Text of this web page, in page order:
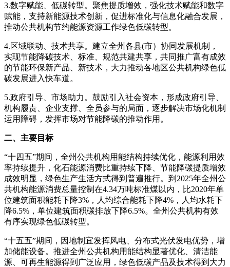
3.数字赋能、低碳转型。聚焦提质增效，强化技术赋能和数字
赋能，支持新能源技术创新，促进标准化与信息化融合发展，
推动公共机构节约能源资源工作绿色低碳转型。
4.区域联动、技术共享。建立全州各县(市）协同发展机制，
实现节能降碳技术、标准、规范共建共享，共同推广富有成效
的节能环保新产品、新技术，大力推动各地区公共机构绿色低
碳发展进入快车道。
5.政府引导、市场助力。鼓励引入社会资本，形成政府引导、
机构履责、企业支撑、全员参与的局面，逐步解决市场化机制
运用障碍，发挥市场对节能降碳的推动作用。
二、主要目标
“十四五”期间，全州公共机构用能结构持续优化，能源利用效
率持续提升，化石能源消费比重持续下降、节能降碳提质增效
成效明显，绿色生产生活方式得到普遍推行。到2025年全州公
共机构能源消费总量控制在4.34万吨标准煤以内，比2020年单
位建筑面积能耗下降3%，人均综合能耗下降4%，人均水耗下
降6.5%，单位建筑面积碳排放下降6.5%。全州公共机构有效
有序实现绿色低碳转型。
“十五五”期间，因地制宜发挥风电、分布式光伏发电优势，增
加储能设备。推进全州公共机构用能结构显著优化、清洁能
源、可再生能源得到广泛应用，绿色低碳产品及技术得到大力